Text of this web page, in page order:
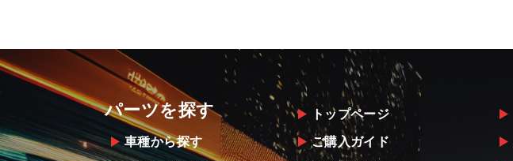
パーツを探す
車種から探す
トップページ
ご購入ガイド